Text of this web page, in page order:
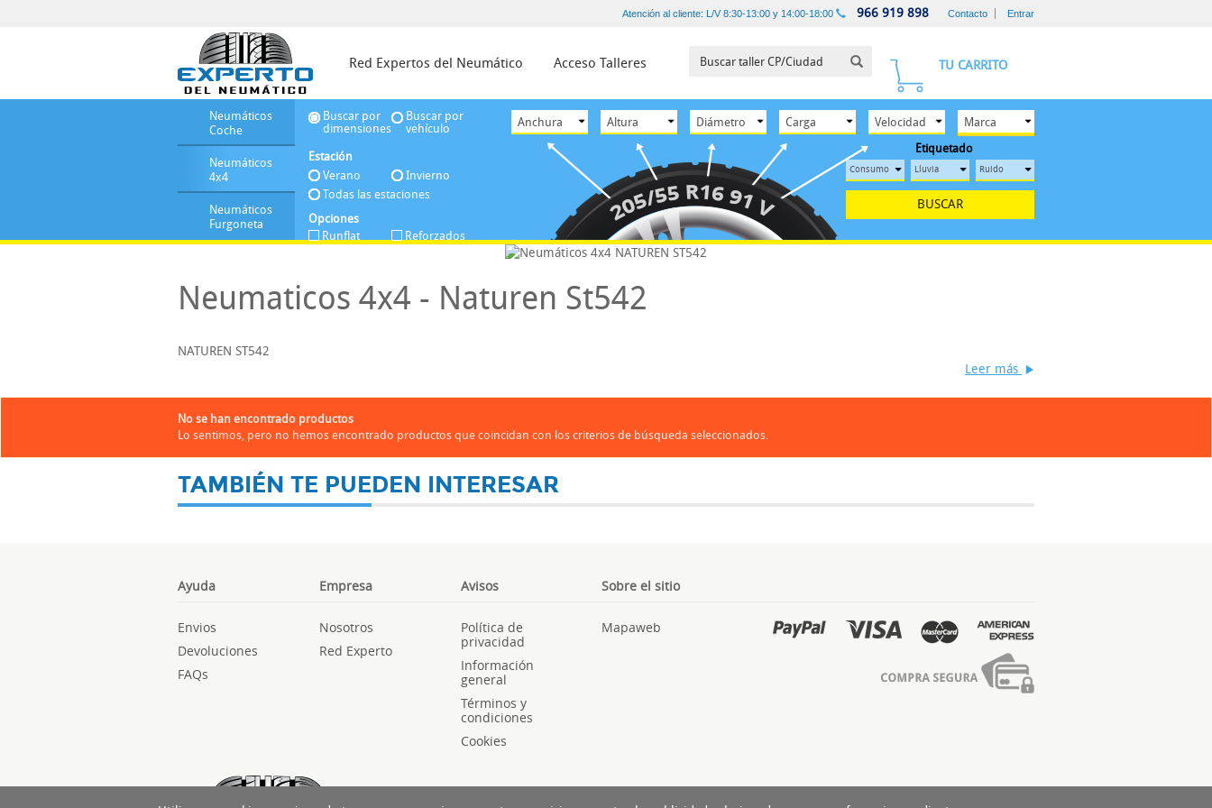
Atención al cliente: L/V 8:30-13:00 y 14:00-18:00 966 919 898 Contacto Entrar
Red Expertos del Neumático Acceso Talleres TU CARRITO
Neumáticos
Coche
Neumáticos
4x4
Neumáticos
Furgoneta
Buscar por
dimensiones
Buscar por
vehículo
Estación
Verano
Invierno
Todas las estaciones
Opciones
Runflat
Reforzados
Etiquetado
BUSCAR
Neumaticos 4x4 - Naturen St542
NATUREN ST542
Leer más
No se han encontrado productos
Lo sentimos, pero no hemos encontrado productos que coincidan con los criterios de búsqueda seleccionados.
TAMBIÉN TE PUEDEN INTERESAR
Ayuda Empresa Avisos Sobre el sitio
Envios
Devoluciones
FAQs
Nosotros
Red Experto
Política de
privacidad
Información
general
Términos y
condiciones
Cookies
Mapaweb